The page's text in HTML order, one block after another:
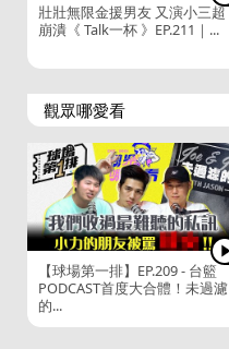
壯壯無限金援男友 又演小三超
崩潰《 Talk一杯 》EP.211｜...
觀眾哪愛看
【球場第一排】EP.209 - 台籃
PODCAST首度大合體！未過濾
的...